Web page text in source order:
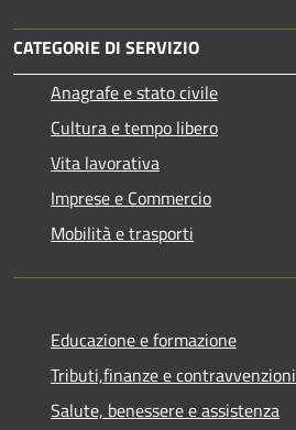
CATEGORIE DI SERVIZIO
Anagrafe e stato civile
Cultura e tempo libero
Vita lavorativa
Imprese e Commercio
Mobilità e trasporti
Educazione e formazione
Tributi,finanze e contravvenzioni
Salute, benessere e assistenza